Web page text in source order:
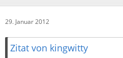
29. Januar 2012
Zitat von kingwitty